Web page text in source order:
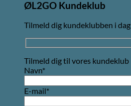
ØL2GO Kundeklub
Tilmeld dig kundeklubben i dag
Tilmeld dig til vores kundeklub
Navn*
E-mail*